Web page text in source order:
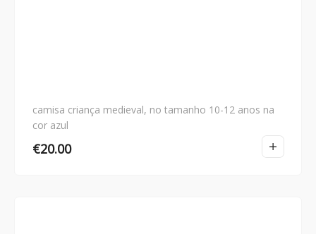
camisa criança medieval, no tamanho 10-12 anos na
cor azul
€20.00